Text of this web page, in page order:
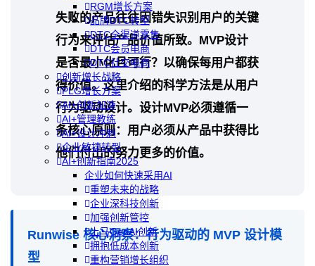
RGM增长方案
品牌DTC转型
DTC全渠道零售
DTC会员电商
DTC社交电商
创新增长战略
PLG增长方案
AI+创新加速
AI+管理教练
AI+设计冲刺
企业敏捷转型
AI+创新指南2025
企业如何快速采用AI
重塑未来的战略
企业深科技创新
加强创新管控
上马GenAI创新
拥抱低成本创新
重构营销增长组织
失败的产品往往因错失识别用户的关键
行为来评估产品价值所致。MVP设计
是否最小化且可行？以确保每用户都获
得价值。这里介绍的科学方法是从用户
行为驱动设计。设计MVP必须遵循一
条核心原则：用户必须从产品中获得比
他们付出的努力更多的价值。
Runwise 核心洞察：行为驱动的 MVP 设计模
型